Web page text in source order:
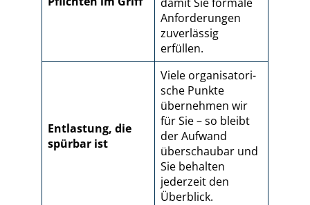
Anforderungen
zuverlässig
erfüllen.
Entlastung, die
spürbar ist
Viele or­ga­ni­sa­to­ri­
sche Punkte
übernehmen wir
für Sie – so bleibt
der Aufwand
überschaubar und
Sie behalten
jederzeit den
Überblick.